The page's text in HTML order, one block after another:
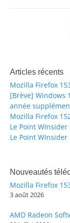
Articles récents
Mozilla Firefox
[Brève] Windows
année
Mozilla Firefox
Le Point
Le Point
Nouveautés
Mozilla Firefox
3 août 2026
AMD Radeon